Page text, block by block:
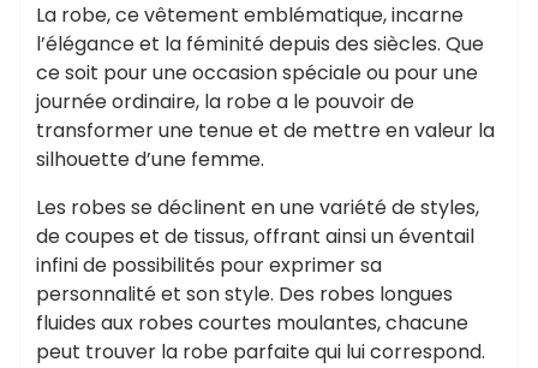
La robe, ce vêtement emblématique, incarne
l’élégance et la féminité depuis des siècles. Que
ce soit pour une occasion spéciale ou pour une
journée ordinaire, la robe a le pouvoir de
transformer une tenue et de mettre en valeur la
silhouette d’une femme.
Les robes se déclinent en une variété de styles,
de coupes et de tissus, offrant ainsi un éventail
infini de possibilités pour exprimer sa
personnalité et son style. Des robes longues
fluides aux robes courtes moulantes, chacune
peut trouver la robe parfaite qui lui correspond.